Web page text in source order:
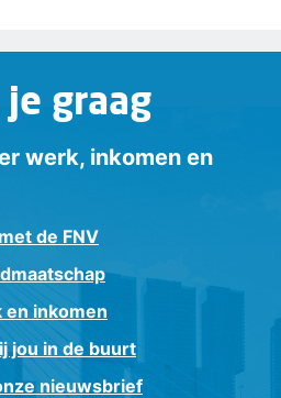
graag
werk, inkomen en
de FNV
inkomen
jou in de buurt
nieuwsbrief